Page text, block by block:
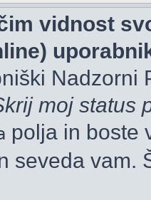
vidnost
Nadzorni
moj status
polja in boste
seveda vam.